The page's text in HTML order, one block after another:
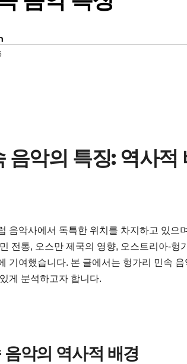
음악의 특징: 역사
음악사에서 독특한 위치를 차지하고 있으
전통, 오스만 제국의 영향, 오스트리아-
기여했습니다. 본 글에서는 헝가리 민속
게 분석하고자 합니다.
음악의 역사적 배경